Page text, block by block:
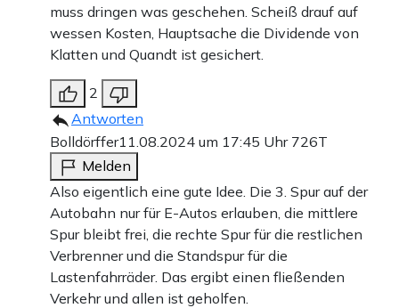
muss dringen was geschehen. Scheiß drauf auf
wessen Kosten, Hauptsache die Dividende von
Klatten und Quandt ist gesichert.
2
Antworten
Bolldörffer11.08.2024 um 17:45 Uhr 726T
Melden
Also eigentlich eine gute Idee. Die 3. Spur auf der
Autobahn nur für E-Autos erlauben, die mittlere
Spur bleibt frei, die rechte Spur für die restlichen
Verbrenner und die Standspur für die
Lastenfahrräder. Das ergibt einen fließenden
Verkehr und allen ist geholfen.